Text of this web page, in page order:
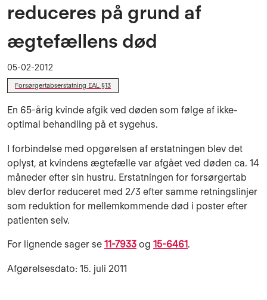
reduceres på grund af
ægtefællens død
05-02-2012
Forsørgertabserstatning EAL §13
En 65-årig kvinde afgik ved døden som følge af ikke-
optimal behandling på et sygehus.
I forbindelse med opgørelsen af erstatningen blev det
oplyst, at kvindens ægtefælle var afgået ved døden ca. 14
måneder efter sin hustru. Erstatningen for forsørgertab
blev derfor reduceret med 2/3 efter samme retningslinjer
som reduktion for mellemkommende død i poster efter
patienten selv.
For lignende sager se 11-7933 og 15-6461.
Afgørelsesdato: 15. juli 2011